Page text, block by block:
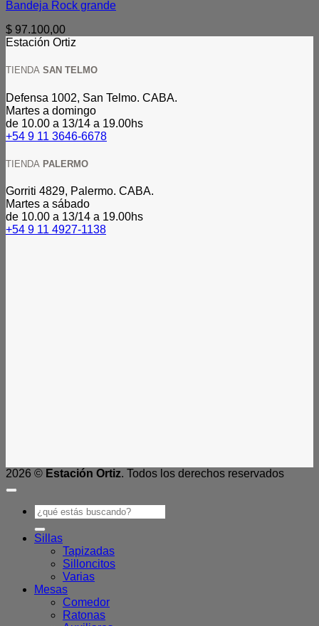
Bandeja Rock grande
$ 97.100,00
Estación Ortiz
TIENDA SAN TELMO
Defensa 1002, San Telmo. CABA.
Martes a domingo
de 10.00 a 13/14 a 19.00hs
+54 9 11 3646-6678
TIENDA PALERMO
Gorriti 4829, Palermo. CABA.
Martes a sábado
de 10.00 a 13/14 a 19.00hs
+54 9 11 4927-1138
2026 © Estación Ortiz. Todos los derechos reservados
Buscar
por:
Sillas
Tapizadas
Silloncitos
Varias
Mesas
Comedor
Ratonas